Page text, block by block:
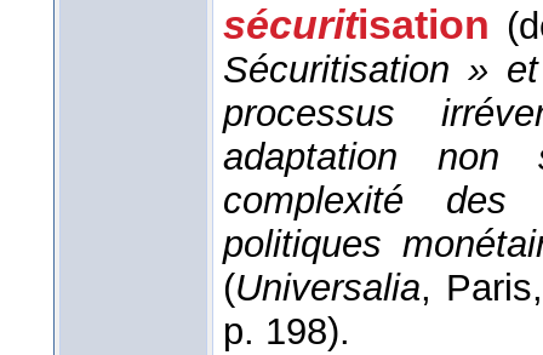
sécuritisation
Sécuritisation »
processus
adaptation
complexité
politiques
(Universalia,
p. 198).